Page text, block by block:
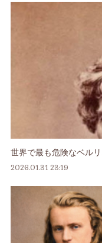
世界で最も危険なベル
2026.01.31 23:19